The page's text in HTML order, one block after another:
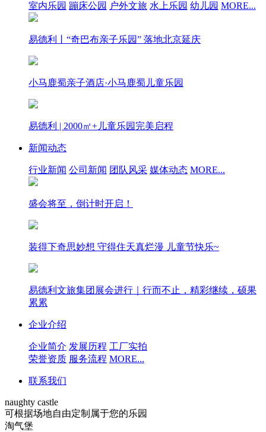
室内乐园 蹦床公园 户外文旅 水上乐园 幼儿园 MORE...
易德利丨“奇巴布亲子乐园” 落地北京延庆
小马鹿蜀亲子酒店·小马鹿蜀儿童乐园
易德利 | 2000㎡+儿童乐园完美启程
新闻动态
行业新闻 公司新闻 团队风采 媒体动态 MORE...
盛会将至，倒计时开启！
装得下奇思妙想 守得住天真烂漫 儿童节快乐~
易德利文旅集团展会进行｜行而不止，精彩继续，硕果
累累
企业介绍
企业简介 发展历程 工厂实拍
荣誉资质 服务流程 MORE...
联系我们
naughty castle
可根据场地自由定制属于您的乐园
淘气堡